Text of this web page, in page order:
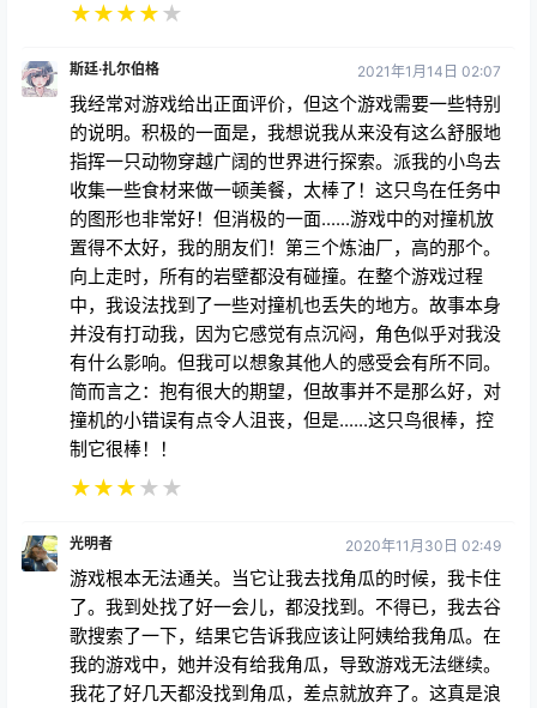
★★★★★
斯廷·扎尔伯格 2021年1月14日 02:07
我经常对游戏给出正面评价，但这个游戏需要一些特别
的说明。积极的一面是，我想说我从来没有这么舒服地
指挥一只动物穿越广阔的世界进行探索。派我的小鸟去
收集一些食材来做一顿美餐，太棒了！这只鸟在任务中
的图形也非常好！但消极的一面......游戏中的对撞机放
置得不太好，我的朋友们！第三个炼油厂，高的那个。
向上走时，所有的岩壁都没有碰撞。在整个游戏过程
中，我设法找到了一些对撞机也丢失的地方。故事本身
并没有打动我，因为它感觉有点沉闷，角色似乎对我没
有什么影响。但我可以想象其他人的感受会有所不同。
简而言之：抱有很大的期望，但故事并不是那么好，对
撞机的小错误有点令人沮丧，但是......这只鸟很棒，控
制它很棒！！
★★★★ ★
光明者 2020年11月30日 02:49
游戏根本无法通关。当它让我去找角瓜的时候，我卡住
了。我到处找了好一会儿，都没找到。不得已，我去谷
歌搜索了一下，结果它告诉我应该让阿姨给我角瓜。在
我的游戏中，她并没有给我角瓜，导致游戏无法继续。
我花了好几天都没找到角瓜，差点就放弃了。这真是浪